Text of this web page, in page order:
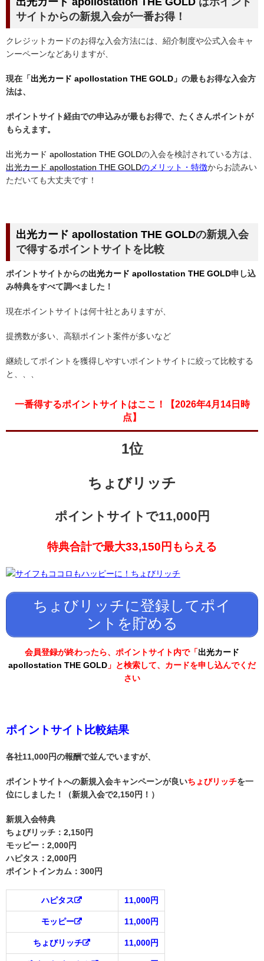
サイトからの新規入会が一番お得！
クレジットカードのお得な入会方法には、紹介制度や公式入会キャ
ンーペーンなどありますが、
現在「出光カード apollostation THE GOLD」 の最もお得な入会方
法は、
ポイントサイト経由での申込みが最もお得で、たくさんポイントが
もらえます。
出光カード apollostation THE GOLDの入会を検討されている方は、
出光カード apollostation THE GOLDのメリット・特徴からお読みい
ただいても大丈夫です！
出光カード apollostation THE GOLDの新規入会
で得するポイントサイトを比較
ポイントサイトからの出光カード apollostation THE GOLD申し込
み特典をすべて調べました！
現在ポイントサイトは何十社とありますが、
提携数が多い、高額ポイント案件が多いなど
継続してポイントを獲得しやすいポイントサイトに絞って比較する
と、、、
一番得するポイントサイトはここ！【2026年4月14日時
点】
1位
ちょびリッチ
ポイントサイトで11,000円
特典合計で最大33,150円もらえる
ちょびリッチに登録してポイ
ントを貯める
会員登録が終わったら、ポイントサイト内で「出光カード
apollostation THE GOLD 」と検索して、カードを申し込んでくだ
さい
ポイントサイト比較結果
各社11,000円の報酬で並んでいますが、
ポイントサイトへの新規入会キャンペーンが良いちょびリッチを一
位にしました！（新規入会で2,150円！）
新規入会特典
ちょびリッチ：2,150円
モッピー：2,000円
ハピタス：2,000円
ポイントインカム：300円
ハピタス 11,000円
モッピー 11,000円
ちょびリッチ 11,000円